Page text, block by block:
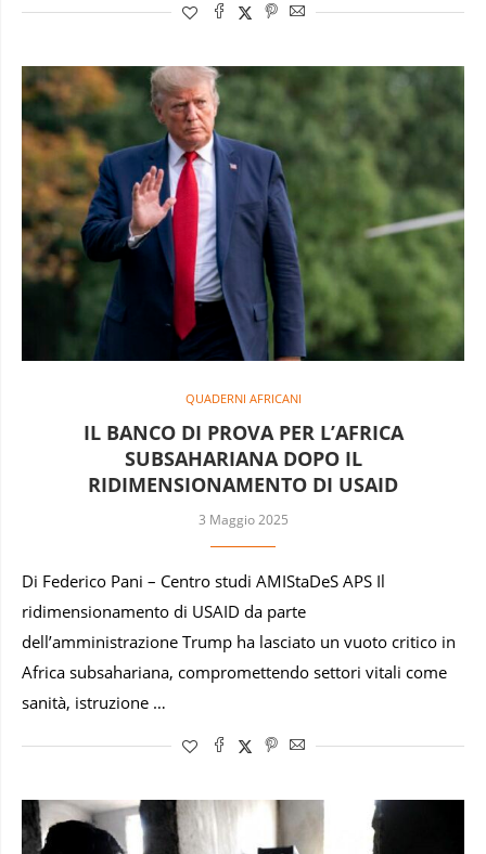
QUADERNI AFRICANI
IL BANCO DI PROVA PER L’AFRICA
SUBSAHARIANA DOPO IL
RIDIMENSIONAMENTO DI USAID
3 Maggio 2025
Di Federico Pani – Centro studi AMIStaDeS APS Il
ridimensionamento di USAID da parte
dell’amministrazione Trump ha lasciato un vuoto critico in
Africa subsahariana, compromettendo settori vitali come
sanità, istruzione …